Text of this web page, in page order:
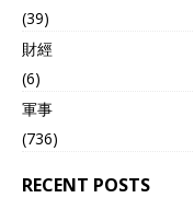
(39)
財經
(6)
軍事
(736)
RECENT POSTS